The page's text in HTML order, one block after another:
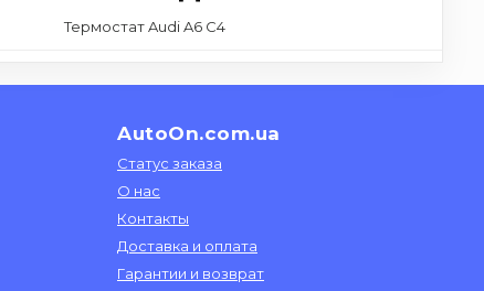
Термостат Audi A6 C4
AutoOn.com.ua
Статус заказа
О нас
Контакты
Доставка и оплата
Гарантии и возврат